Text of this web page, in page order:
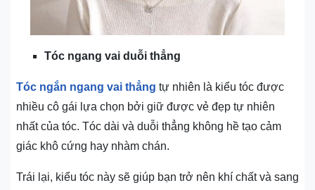
Tóc ngang vai duỗi thẳng
Tóc ngắn ngang vai thẳng tự nhiên là kiểu tóc được
nhiều cô gái lựa chọn bởi giữ được vẻ đẹp tự nhiên
nhất của tóc. Tóc dài và duỗi thẳng không hề tạo cảm
giác khô cứng hay nhàm chán.
Trái lại, kiểu tóc này sẽ giúp bạn trở nên khí chất và sang